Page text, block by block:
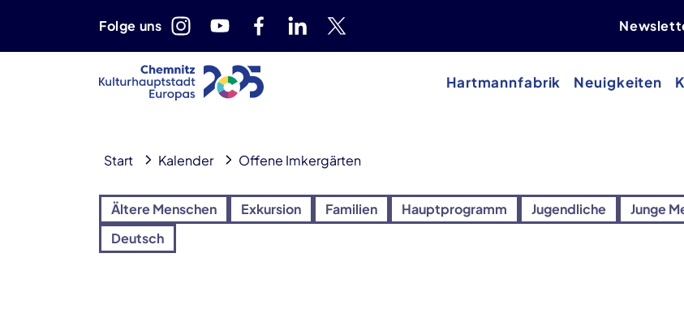
Folge uns
Hartmannfabrik Neuigkeiten
Start Kalender Offene Imkergärten
Ältere Menschen Exkursion Familien Hauptprogramm Jugendliche Junge
Deutsch